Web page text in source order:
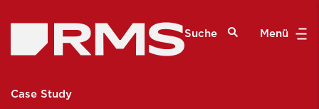
Suche Menü
Case Study